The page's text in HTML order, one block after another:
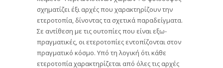
σχηματίζει έξι αρχές που χαρακτηρίζουν την
ετεροτοπία, δίνοντας τα σχετικά παραδείγματα.
Σε αντίθεση με τις ουτοπίες που είναι εξω-
πραγματικές, οι ετεροτοπίες εντοπίζονται στον
πραγματικό κόσμο. Υπό τη λογική ότι κάθε
ετεροτοπία χαρακτηρίζεται από όλες τις αρχές